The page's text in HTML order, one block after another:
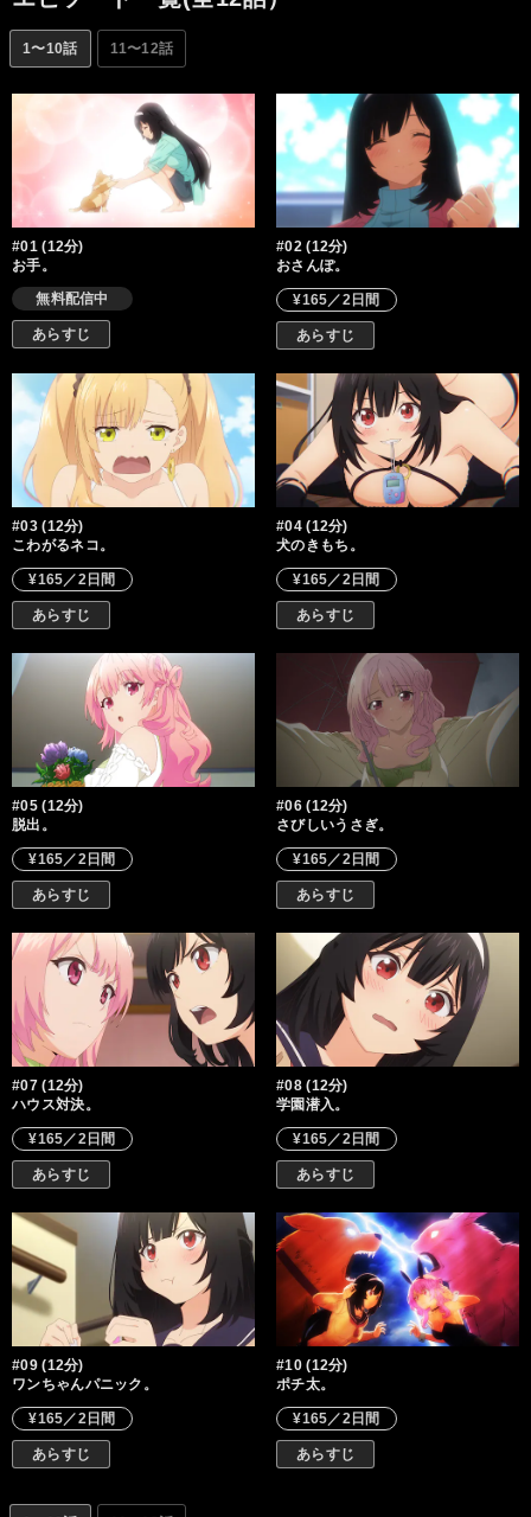
1〜10話 11〜12話
#01 (12分)
お手。
無料配信中
あらすじ
#02 (12分)
おさんぽ。
¥165／2日間
あらすじ
#03 (12分)
こわがるネコ。
¥165／2日間
あらすじ
#04 (12分)
犬のきもち。
¥165／2日間
あらすじ
#05 (12分)
脱出。
¥165／2日間
あらすじ
#06 (12分)
さびしいうさぎ。
¥165／2日間
あらすじ
#07 (12分)
ハウス対決。
¥165／2日間
あらすじ
#08 (12分)
学園潜入。
¥165／2日間
あらすじ
#09 (12分)
ワンちゃんパニック。
¥165／2日間
あらすじ
#10 (12分)
ポチ太。
¥165／2日間
あらすじ